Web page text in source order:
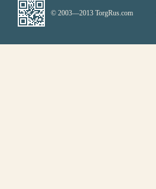
© 2003—2013 TorgRus.com